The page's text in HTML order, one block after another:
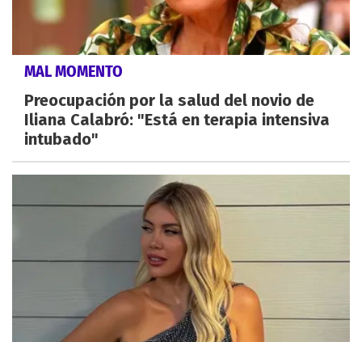
MAL MOMENTO
Preocupación por la salud del novio de
Iliana Calabró: "Está en terapia intensiva
intubado"